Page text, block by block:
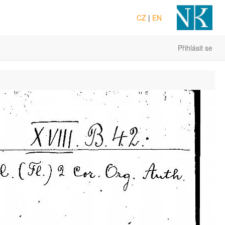
CZ | EN
Přihlásit se